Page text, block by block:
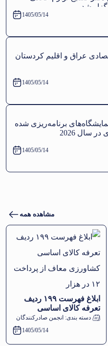
شد
1405/05/14
عراق و اقلیم کردستان
1405/05/14
برنامه‌ریزی شده
سال 2026
1405/05/14
مشاهده همه
ابلاغ فهرست ۱۹۹ ردیف
تعرفه کالای اساسی
کشاورزی معاف از پرداخت
دسته بندی: انجمن صادرکنندگان
1405/05/14